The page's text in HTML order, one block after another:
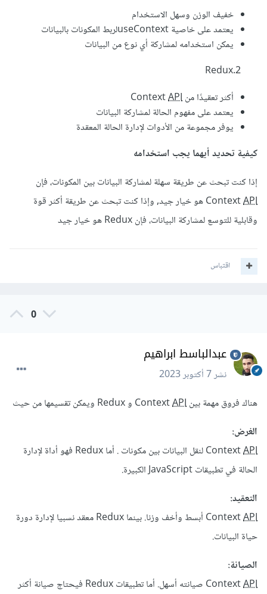
خفيف الوزن وسهل الاستخدام
يعتمد على خاصية useContextلربط المكونات بالبيانات
يمكن استخدامه لمشاركة أي نوع من البيانات
أكثر تعقيدًا من ContextAPI
يعتمد على مفهوم الحالة لمشاركة البيانات
يوفر مجموعة من الأدوات لإدارة الحالة المعقدة
كيفية تحديد أيهما يجب استخدامه
إذا كنت تبحث عن طريقة سهلة لمشاركة البيانات بين المكونات، فإن
ContextAPI
هو خيار جيد, وإذا كنت تبحث عن طريقة أكثر قوة
وقابلية للتوسع لمشاركة البيانات، فإن Redux هو خيار جيد
اقتباس
0
عبدالباسط ابراهيم
نشر7 أكتوبر 2023
هناك فروق مهمة بين ContextAPI
و Redux ويمكن تقسيمها من حيث
الغرض:
ContextAPI
لنقل البيانات بين مكونات . أما Redux فهو أداة لإدارة
الحالة في تطبيقات JavaScript الكبيرة.
التعقيد:
ContextAPI
أبسط وأخف وزنا. بينما Redux معقد نسبيا لإدارة دورة
حياة البيانات.
الصيانة:
ContextAPI
صيانته أسهل. أما تطبيقات Redux فيحتاج صيانة أكثر